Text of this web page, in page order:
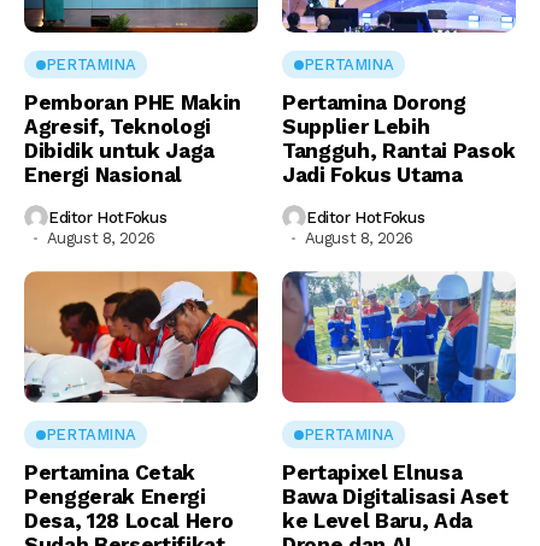
PERTAMINA
Pemboran PHE Makin
Agresif, Teknologi
Dibidik untuk Jaga
Energi Nasional
Editor HotFokus
August 8, 2026
PERTAMINA
Pertamina Dorong
Supplier Lebih
Tangguh, Rantai Pasok
Jadi Fokus Utama
Editor HotFokus
August 8, 2026
PERTAMINA
Pertamina Cetak
Penggerak Energi
Desa, 128 Local Hero
PERTAMINA
Pertapixel Elnusa
Bawa Digitalisasi Aset
ke Level Baru, Ada